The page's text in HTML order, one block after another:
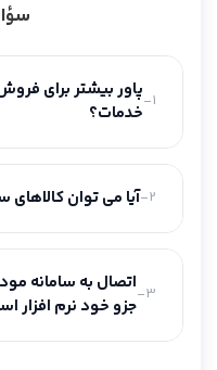
1- پاور بیشتر برای
خدمات؟
2- آیا می توان کالاهای
3- اتصال به سامانه
جزو خود نرم افزار